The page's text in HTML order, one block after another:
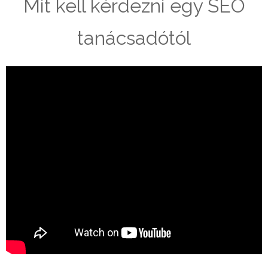
Mit kell kérdezni egy SEO
tanácsadótól